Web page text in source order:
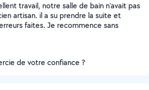
travail, notre salle de bain n'avait pas
artisan. il a su prendre la suite et
faites. Je recommence sans
de votre confiance ?